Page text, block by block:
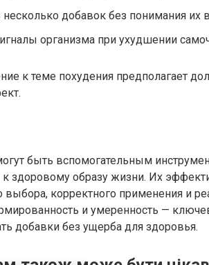
добавок без понимания их
организма при ухудшении
к теме похудения предполагает
быть вспомогательным
к здоровому образу жизни. Их
выбора, корректного применения и
и умеренность —
добавки без ущерба для здоровья.